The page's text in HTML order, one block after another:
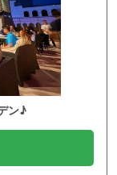
ン♪